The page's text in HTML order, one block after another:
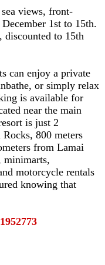
views, front-
1st to 15th.
discounted to 15th
can enjoy a private
or simply relax
is available for
near the main
is just 2
800 meters
from Lamai
minimarts,
motorcycle rentals
knowing that